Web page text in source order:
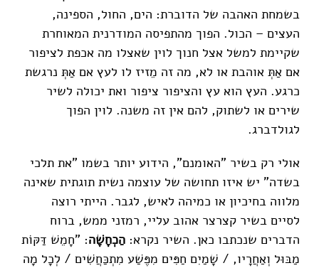
בשמחת האהבה של הדוברת: הים, החול, הספינה,
העצים – הכול. הפוך מהתפיסה המודרנית המאוחרת
שקיימת למשל אצל חנוך לוין שאצלו מה אכפת לציפור
אם אַתְּ אוהבת או לא, מה זה מֵזיז לו לעץ אם אַתְּ נרגשת
כרגע. העץ הוא עץ והציפור ציפור ואת יכולה לשיר
שירים או לשתוק, להם אין זה משנה. לוין הפוך
לגולדברג.
אולי רק בשיר "האומנם", הידוע יותר בשמו "את תלכי
בשדה" יש איזו תחושה של עוצמה נשית תוגתית שאינה
מלווה בחיכיון או כמיהה לאיש, לגבר. הייתי רוצה
לסיים בשיר קצרצר אהוב עליי, רמזני ממש, ברוח
הדברים שנכתבו כאן. השיר נקרא: הַכְחָשָׁה: "חָמֵשׁ דַּקּוֹת
מַבּוּל וְאַחֲרָיו, / שָׁמַיִם חַפִּים מִפֶּשַׁע מִתְכַּחֲשִׁים / לְכָל מָה